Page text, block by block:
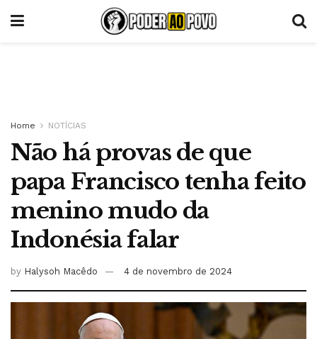
Home NOTÍCIAS
Não há provas de que
papa Francisco tenha feito
menino mudo da
Indonésia falar
by Halysoh Macêdo 4 de novembro de 2024